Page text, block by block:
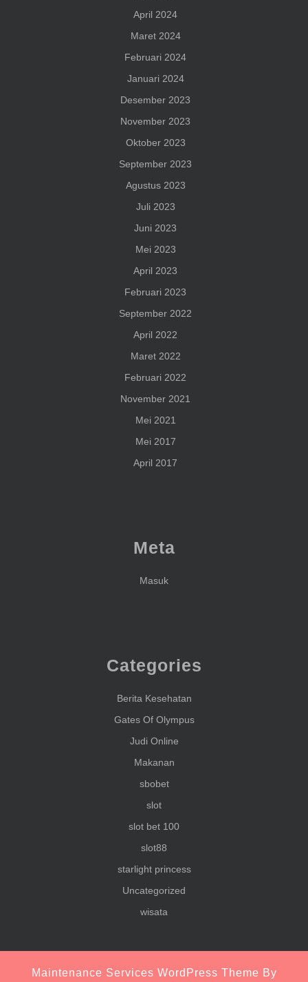
April 2024
Maret 2024
Februari 2024
Januari 2024
Desember 2023
November 2023
Oktober 2023
September 2023
Agustus 2023
Juli 2023
Juni 2023
Mei 2023
April 2023
Februari 2023
September 2022
April 2022
Maret 2022
Februari 2022
November 2021
Mei 2021
Mei 2017
April 2017
Meta
Masuk
Categories
Berita Kesehatan
Gates Of Olympus
Judi Online
Makanan
sbobet
slot
slot bet 100
slot88
starlight princess
Uncategorized
wisata
Maintenance Services WordPress Theme By